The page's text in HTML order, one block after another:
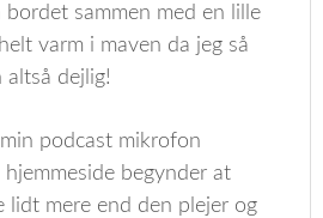
bordet sammen med en lille
varm i maven da jeg så
altså dejlig!
podcast mikrofon
hjemmeside begynder at
lidt mere end den plejer og